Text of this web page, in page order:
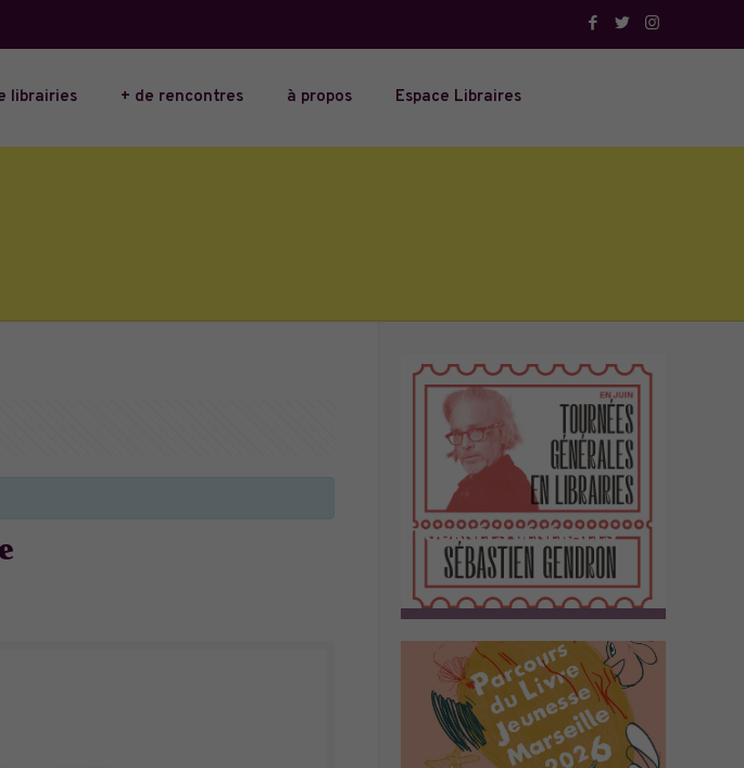
librairies + de rencontres à propos Espace Libraires
TOURNÉES GÉNÉRALES